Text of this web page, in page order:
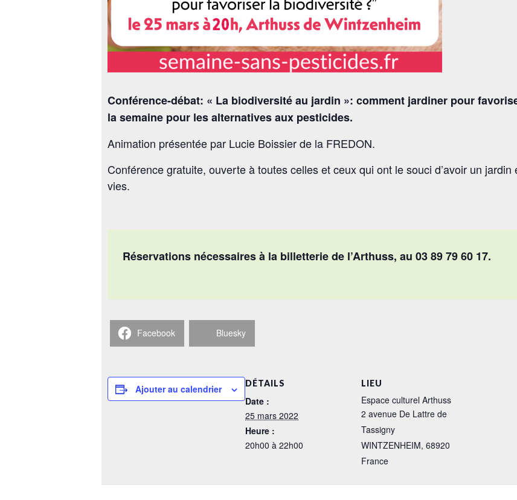
Conférence-débat: « La biodiversité au jardin »: comment jardiner pour
la semaine pour les alternatives aux pesticides.
Animation présentée par Lucie Boissier de la FREDON.
Conférence gratuite, ouverte à toutes celles et ceux qui ont le souci d’avoir un
vies.
Réservations nécessaires à la billetterie de l’Arthuss, au 03 89 79 60 17.
Facebook Bluesky
Ajouter au calendrier DÉTAILS
Date :
25 mars 2022
Heure :
20h00 à 22h00
LIEU
Espace culturel Arthuss
2 avenue De Lattre de
Tassigny
WINTZENHEIM, 68920
France